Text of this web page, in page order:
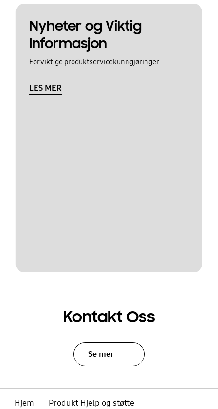
Nyheter og Viktig
Informasjon
For viktige produktservicekunngjøringer
LES MER
Kontakt Oss
Se mer
Hjem
Produkt Hjelp og støtte